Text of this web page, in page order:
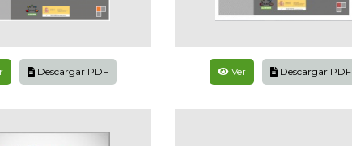
Descargar PDF Ver Descargar PDF